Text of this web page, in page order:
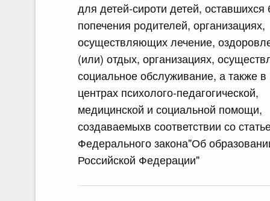
для детей-сироти детей, оставшихся
попечения родителей, организациях,
осуществляющих лечение,
(или) отдых, организациях,
социальное обслуживание, а также в
центрах психолого-педагогической,
медицинской и социальной помощи,
создаваемыхв соответствии со
Федерального закона"Об
Российской Федерации"